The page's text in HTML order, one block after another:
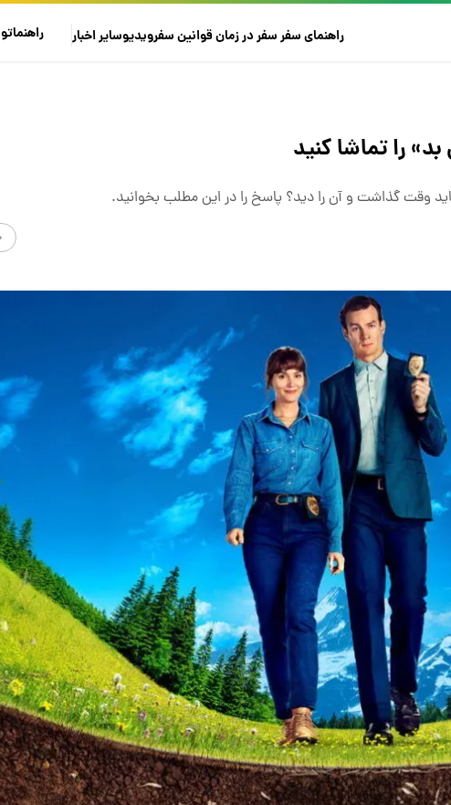
راهنمای سفرسفر در زمانقوانین سفرویدیوسایراخبار راهنماتو
را تماشا کنید
وقت گذاشت و آن را دید؟ پاسخ را در این مطلب بخوانید.